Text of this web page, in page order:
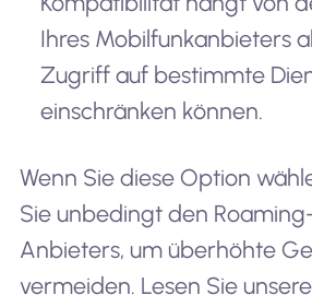
Ihres Mobilfunkanbieters
Zugriff auf bestimmte
einschränken können.
Wenn Sie diese Option
Sie unbedingt den
Anbieters, um überhöhte
vermeiden. Lesen Sie